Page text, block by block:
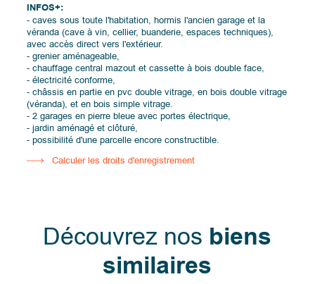
INFOS+:
- caves sous toute l'habitation, hormis l'ancien garage et la
véranda (cave à vin, cellier, buanderie, espaces techniques),
avec accès direct vers l'extérieur.
- grenier aménageable,
- chauffage central mazout et cassette à bois double face,
- électricité conforme,
- châssis en partie en pvc double vitrage, en bois double vitrage
(véranda), et en bois simple vitrage.
- 2 garages en pierre bleue avec portes électrique,
- jardin aménagé et clôturé,
- possibilité d'une parcelle encore constructible.
Calculer les droits d'enregistrement
Découvrez nos biens
similaires